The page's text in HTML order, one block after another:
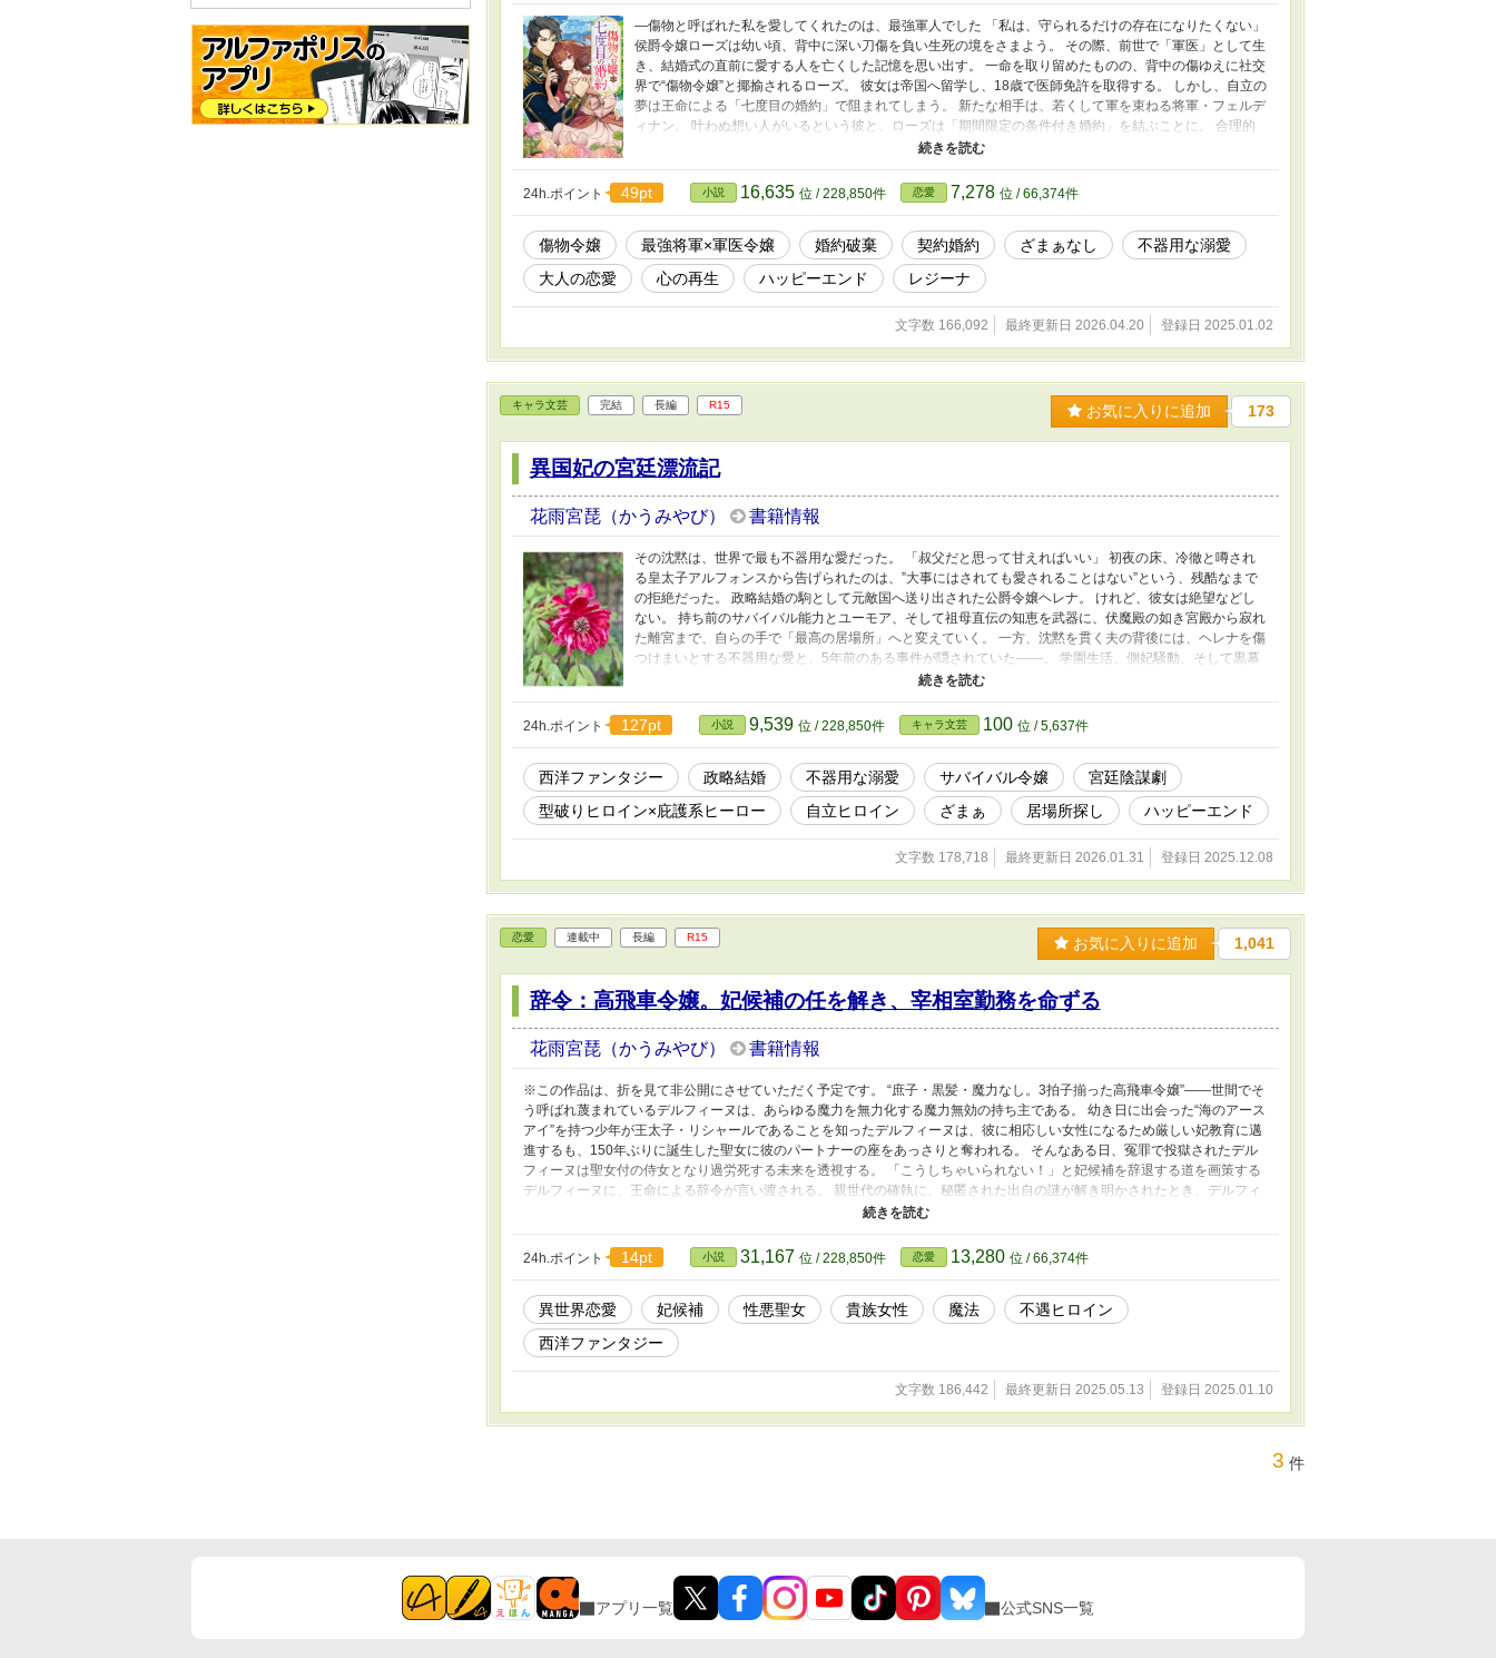
―傷物と呼ばれた私を愛してくれたのは、最強軍人でした 「私は、守られるだけの存在になりたくない」
侯爵令嬢ローズは幼い頃、背中に深い刀傷を負い生死の境をさまよう。 その際、前世で「軍医」として生
き、結婚式の直前に愛する人を亡くした記憶を思い出す。 一命を取り留めたものの、背中の傷ゆえに社交
界で“傷物令嬢”と揶揄されるローズ。 彼女は帝国へ留学し、18歳で医師免許を取得する。 しかし、自立の
夢は王命による「七度目の婚約」で阻まれてしまう。 新たな相手は、若くして軍を束ねる将軍・フェルデ
ィナン。 叶わぬ想い人がいるという彼と、ローズは「期間限定の条件付き婚約」を結ぶことに。 合理的
な契約関係から始まった同居生活。 だが、前世の知識を持つ軍医として命に向き合う彼女の強さと、その
裏にある深い痛みを、不器用で誠実な将軍は静かに受け止めていく。 彼の温かな素顔に触れ、ローズの止
まっていた心は次第に溶け出していき――。 「今世こそ、幸せな花嫁になりたい」 医師として、一人の
女性として。 不条理な運命に抗うローズが、七度目の婚約の先に辿り着く未来とは――。 ✧✧✧✧✧
はなく、別の異世界です。 ※本作はハッピーエンドの物語ですが、終盤には主人公が過去の深い傷と向き
合うためのシリアスな展開、および性的な暴力に関する言及が含まれます。 (C)花雨宮琵 2025 All Rights
Reserved.無断転載・無断翻訳を固く禁じます。
24h.ポイント 49pt 小説 16,635 位 / 228,850件 恋愛 7,278 位 / 66,374件
傷物令嬢 最強将軍×軍医令嬢 婚約破棄 契約婚約 ざまぁなし
不器用な溺愛
大人の恋愛
心の再生 ハッピーエンド レジーナ
文字数 166,092 最終更新日 2026.04.20 登録日 2025.01.02
キャラ文芸 完結 長編 R15 お気に入りに追加 173
異国妃の宮廷漂流記
花雨宮琵（かうみやび） 書籍情報
その沈黙は、世界で最も不器用な愛だった。 「叔父だと思って甘えればいい」 初夜の床、冷徹と噂され
る皇太子アルフォンスから告げられたのは、”大事にはされても愛されることはない”という、残酷なまで
の拒絶だった。 政略結婚の駒として元敵国へ送り出された公爵令嬢ヘレナ。 けれど、彼女は絶望などし
ない。 持ち前のサバイバル能力とユーモア、そして祖母直伝の知恵を武器に、伏魔殿の如き宮殿から寂れ
た離宮まで、自らの手で「最高の居場所」へと変えていく。 一方、沈黙を貫く夫の背後には、ヘレナを傷
つけまいとする不器用な愛と、5年前のある事件が隠されていた――。 学園生活、側妃騒動、そして黒幕
の陰謀。 これは、政敵の波に漂流した型破りな花嫁が、自らの足で立ち、真実の愛と「居場所」を紡ぎ出
すまでの再生の物語。 ※本作は2年前にカクヨム、エブリスタに掲載していた物語『元敵国に嫁いだ皇太
子妃は、初恋の彼に想いを馳せる』を大幅に改稿し、別作品として仕上げたものです。 © 花雨宮琵 2025
All Rights Reserved. 無断転載・無断翻訳を固く禁じます。
24h.ポイント 127pt 小説 9,539 位 / 228,850件 キャラ文芸 100 位 / 5,637件
西洋ファンタジー 政略結婚 不器用な溺愛 サバイバル令嬢
宮廷陰謀劇
型破りヒロイン×庇護系ヒーロー
自立ヒロイン ざまぁ 居場所探し ハッピーエンド
文字数 178,718 最終更新日 2026.01.31 登録日 2025.12.08
恋愛 連載中 長編 R15 お気に入りに追加 1,041
辞令：高飛車令嬢。妃候補の任を解き、宰相室勤務を命ずる
花雨宮琵（かうみやび） 書籍情報
※この作品は、折を見て非公開にさせていただく予定です。 “庶子・黒髪・魔力なし。3拍子揃った高飛車令嬢”――世間でそ
う呼ばれ蔑まれているデルフィーヌは、あらゆる魔力を無力化する魔力無効の持ち主である。 幼き日に出会った“海のアース
アイ”を持つ少年が王太子・リシャールであることを知ったデルフィーヌは、彼に相応しい女性になるため厳しい妃教育に邁
進するも、150年ぶりに誕生した聖女に彼のパートナーの座をあっさりと奪われる。 そんなある日、冤罪で投獄されたデル
フィーヌは聖女付の侍女となり過労死する未来を透視する。 「こうしちゃいられない！」と妃候補を辞退する道を画策する
デルフィーヌに、王命による辞令が言い渡される。 親世代の確執に、秘匿された出自の謎が解き明かされたとき、デルフィ
ーヌが選ぶ未来とは――。 この小説は、不遇なヒロインが自分の置かれた環境で逞しく生き抜いていく姿を描いたハッピー
エンドの物語です。 ※異世界の物語のため、アース・アイの描写など現実世界とは異なる設定になっています。 ※カクヨム
にも掲載しています（(C)Elegance 2025 All Rights Reserved.無断転載・無断翻訳を固く禁じます。）
24h.ポイント 14pt 小説 31,167 位 / 228,850件 恋愛 13,280 位 / 66,374件
異世界恋愛 妃候補 性悪聖女 貴族女性 魔法
不遇ヒロイン
西洋ファンタジー
文字数 186,442 最終更新日 2025.05.13 登録日 2025.01.10
3 件
アプリ一覧 公式SNS一覧